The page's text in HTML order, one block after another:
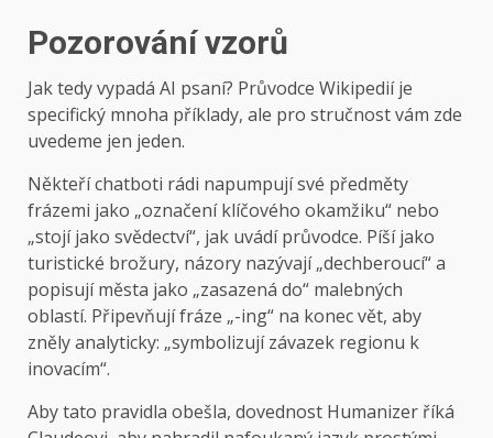
Pozorování vzorů
Jak tedy vypadá AI psaní? Průvodce Wikipedií je
specifický mnoha příklady, ale pro stručnost vám zde
uvedeme jen jeden.
Někteří chatboti rádi napumpují své předměty
frázemi jako „označení klíčového okamžiku“ nebo
„stojí jako svědectví“, jak uvádí průvodce. Píší jako
turistické brožury, názory nazývají „dechberoucí“ a
popisují města jako „zasazená do“ malebných
oblastí. Připevňují fráze „-ing“ na konec vět, aby
zněly analyticky: „symbolizují závazek regionu k
inovacím“.
Aby tato pravidla obešla, dovednost Humanizer říká